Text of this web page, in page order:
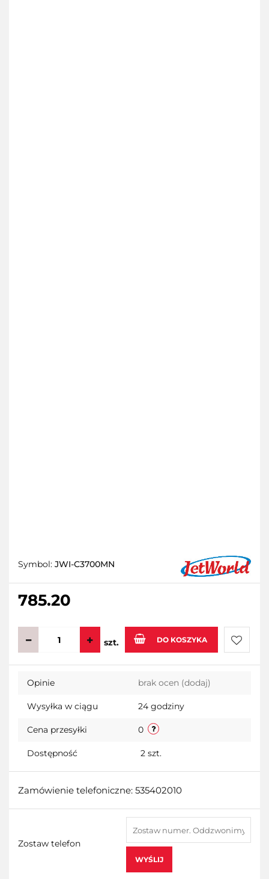
Symbol: JWI-C3700MN
785.20
szt. DO KOSZYKA
Do
Opinie brak ocen (dodaj)
Wysyłka w ciągu 24 godziny
Cena przesyłki 0
Dostępność 2 szt.
Zamówienie telefoniczne: 535402010
Zostaw telefon
WYŚLIJ